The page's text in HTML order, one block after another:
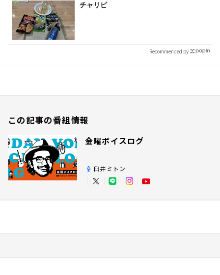
チャリピ
Recommended by
この記事の番組情報
金曜ボイスログ
臼井ミトン